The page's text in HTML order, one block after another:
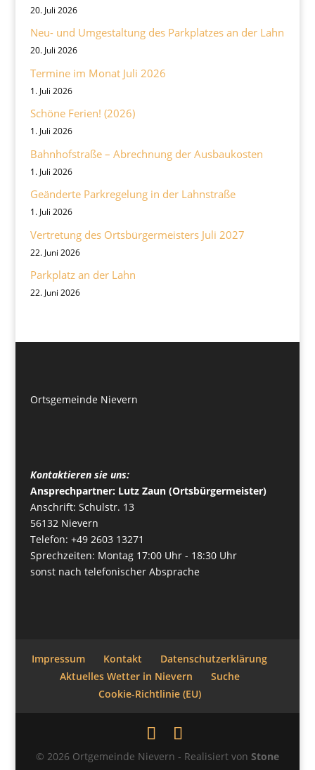
20. Juli 2026
Neu- und Umgestaltung des Parkplatzes an der Lahn
20. Juli 2026
Termine im Monat Juli 2026
1. Juli 2026
Schöne Ferien! (2026)
1. Juli 2026
Bahnhofstraße – Abrechnung der Ausbaukosten
1. Juli 2026
Geänderte Parkregelung in der Lahnstraße
1. Juli 2026
Vertretung des Ortsbürgermeisters Juli 2027
22. Juni 2026
Parkplatz an der Lahn
22. Juni 2026
Ortsgemeinde Nievern
Kontaktieren sie uns:
Ansprechpartner: Lutz Zaun (Ortsbürgermeister)
Anschrift: Schulstr. 13
56132 Nievern
Telefon: +49 2603 13271
Sprechzeiten: Montag 17:00 Uhr - 18:30 Uhr
sonst nach telefonischer Absprache
Impressum Kontakt
Datenschutzerklärung
Aktuelles Wetter in Nievern
Suche
Cookie-Richtlinie (EU)
© 2026 Ortgemeinde Nievern - Realisiert von Stone